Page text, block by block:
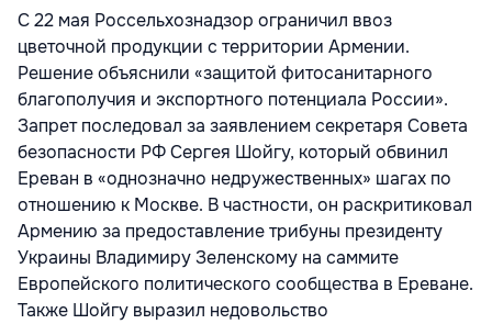
С 22 мая Россельхознадзор ограничил ввоз
цветочной продукции с территории Армении.
Решение объяснили «защитой фитосанитарного
благополучия и экспортного потенциала России».
Запрет последовал за заявлением секретаря Совета
безопасности РФ Сергея Шойгу, который обвинил
Ереван в «однозначно недружественных» шагах по
отношению к Москве. В частности, он раскритиковал
Армению за предоставление трибуны президенту
Украины Владимиру Зеленскому на саммите
Европейского политического сообщества в Ереване.
Также Шойгу выразил недовольство